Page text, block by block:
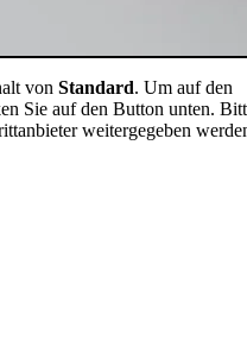
von Standard. Um auf den
Sie auf den Button unten.
weitergegeben